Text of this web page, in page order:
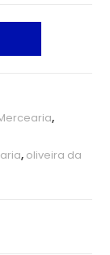
,
, oliveira da